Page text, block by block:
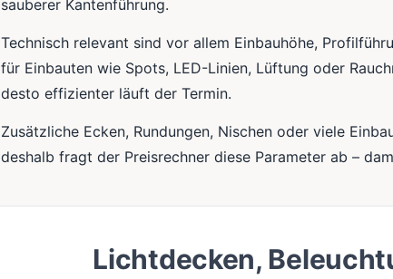
sauberer Kantenführung.
Technisch relevant sind vor allem Einbauhöhe,
für Einbauten wie Spots, LED-Linien, Lüftung oder
desto effizienter läuft der Termin.
Zusätzliche Ecken, Rundungen, Nischen oder viele
deshalb fragt der Preisrechner diese Parameter ab –
Lichtdecken,